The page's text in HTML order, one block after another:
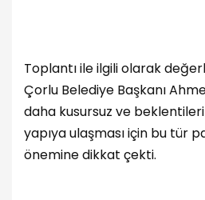
Toplantı ile ilgili olarak
Çorlu Belediye Başkanı
daha kusursuz ve
yapıya ulaşması için bu tür
önemine dikkat çekti.